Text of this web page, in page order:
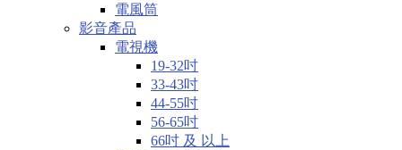
電風筒
影音產品
電視機
19-32吋
33-43吋
44-55吋
56-65吋
66吋 及 以上